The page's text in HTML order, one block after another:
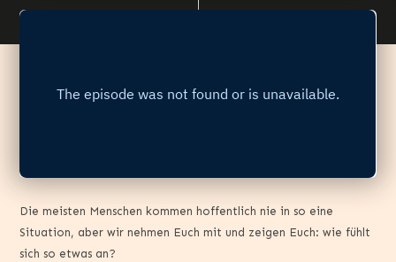
Die meisten Menschen kommen hoffentlich nie in so eine
Situation, aber wir nehmen Euch mit und zeigen Euch: wie fühlt
sich so etwas an?